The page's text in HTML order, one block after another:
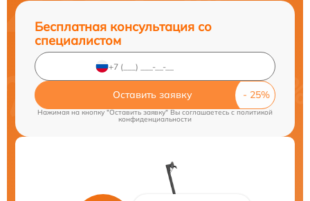
Бесплатная консультация со
специалистом
Оставить заявку
Нажимая на кнопку "Оставить заявку" Вы соглашаетесь c политикой
конфиденциальности